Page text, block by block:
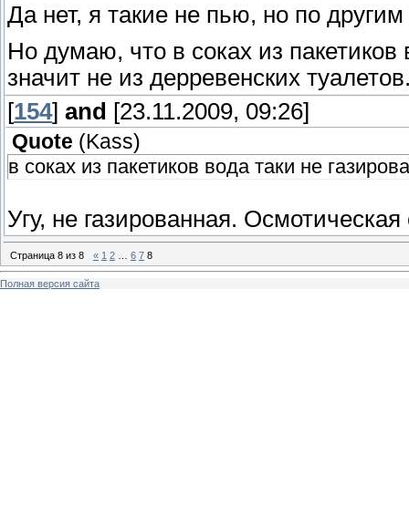
Да нет, я такие не пью, но по
Но думаю, что в соках из
значит не из дерревенских
[154] and [23.11.2009, 09:26]
Quote ( Kass)
в соках из пакетиков вода таки не
Угу, не газированная.
Страница 8 из 8 « 1 2 6 7 8
Полная версия сайта